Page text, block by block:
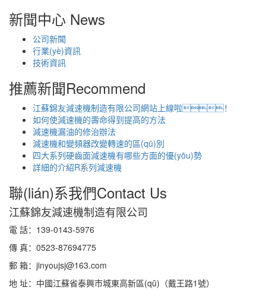
新聞中心 News
公司新聞
行業(yè)資訊
技術資訊
推薦新聞Recommend
江蘇錦友減速機制造有限公司網站上線啦！
如何使減速機的壽命得到提高的方法
減速機漏油的修治辦法
減速機和變頻器改變轉速的區(qū)別
四大系列硬齒面減速機有哪些方面的優(yōu)勢
詳細的介紹R系列減速機
聯(lián)系我們Contact Us
江蘇錦友減速機制造有限公司
電 話：139-0143-5976
傳 真：0523-87694775
郵 箱：jinyoujsj@163.com
地 址：中國江蘇省泰興市城東高新區(qū)（戴王路1號）